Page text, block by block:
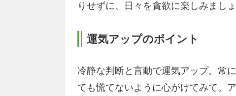
りせずに、日々を貪欲に楽しみましょ
運気アップのポイント
冷静な判断と言動で運気アップ。常
ても慌てないように心がけてみて。